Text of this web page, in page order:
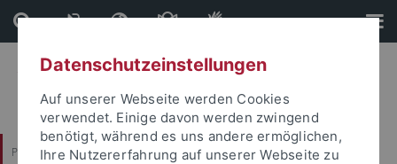
Direkt
zum
Inhalt
Direkt
zur
Fußleiste
Philosophische Fakultät
Datenschutzeinstellungen
Auf unserer Webseite werden Cookies
verwendet. Einige davon werden zwingend
benötigt, während es uns andere ermöglichen,
Ihre Nutzererfahrung auf unserer Webseite zu